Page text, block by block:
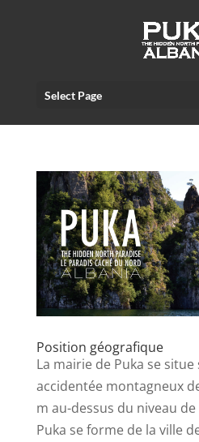
Select Page
Position géografique
La mairie de Puka se
accidentée montagneux
m au-dessus du niveau
Puka se forme de la ville